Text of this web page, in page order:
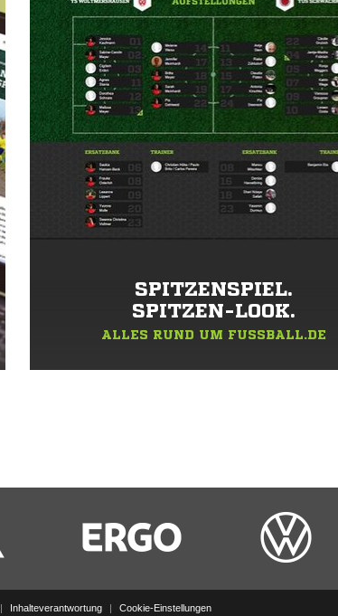
SPITZENSPIEL.
SPITZEN-LOOK.
ALLES RUND UM FUSSBALL.DE
| Inhalteverantwortung | Cookie-Einstellungen